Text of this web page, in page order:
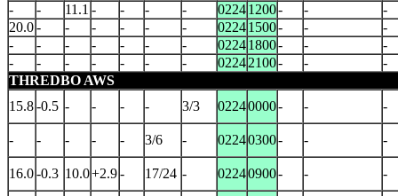
-
- 11.1 - - - - 02241200- -
-
20.0- - - - - - 02241500- -
-
-
- - - - - - 02241800- -
-
-
- - - - - - 02242100- -
-
THREDBO AWS
15.8-0.5 - - - - 3/3 02240000- - -
- - - - - 3/6 - 02240300- - -
16.0-0.3 10.0+2.9- 17/24 - 02240900- - -